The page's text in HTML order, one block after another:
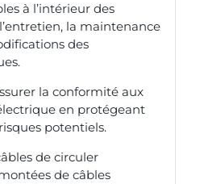
à l’intérieur des
la maintenance
des
la conformité aux
en protégeant
potentiels.
de circuler
de câbles